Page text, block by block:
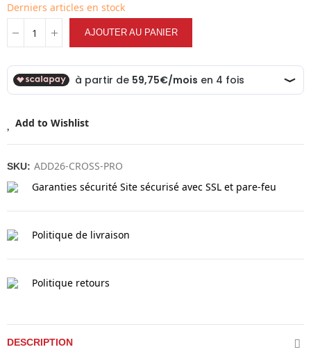
Derniers articles en stock
AJOUTER AU PANIER
Add to Wishlist
SKU: ADD26-CROSS-PRO
Garanties sécurité Site sécurisé avec SSL et pare-feu
Politique de livraison
Politique retours
DESCRIPTION